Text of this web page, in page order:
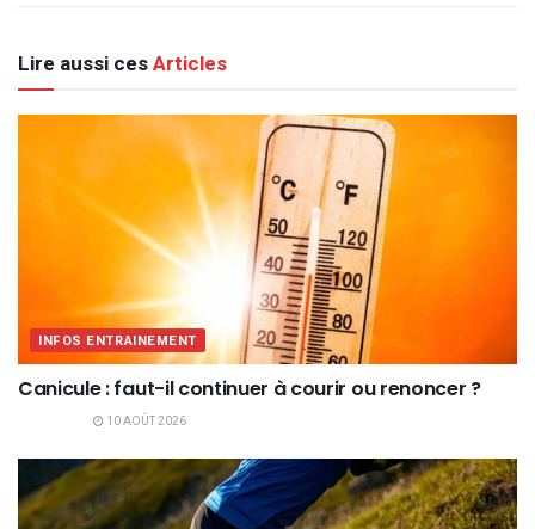
Lire aussi cesArticles
INFOS ENTRAINEMENT
Canicule : faut-il continuer à courir ou renoncer ?
10 AOÛT 2026